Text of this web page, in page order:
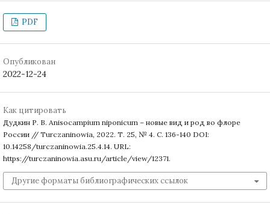
PDF
Опубликован
2022-12-24
Как цитировать
Дудкин Р. В. Anisocampium niponicum – новые вид и род во флоре
России // Turczaninowia, 2022. Т. 25, № 4. С. 136-140 DOI:
10.14258/turczaninowia.25.4.14. URL:
https://turczaninowia.asu.ru/article/view/12371.
Другие форматы библиографических ссылок